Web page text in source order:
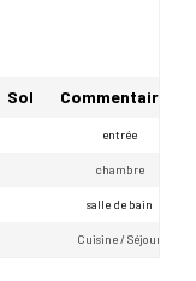
Sol Commentaires
entrée
chambre
salle de bain
Cuisine / Séjour